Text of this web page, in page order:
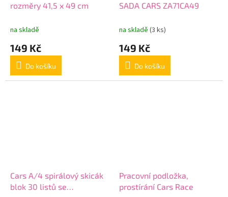
rozměry 41,5 x 49 cm
na skladě
149 Kč
Do košíku
SADA CARS ZA71CA49
na skladě (3 ks)
149 Kč
Do košíku
Cars A/4 spirálový skicák
blok 30 listů se
Pracovní podložka,
prostírání Cars Race